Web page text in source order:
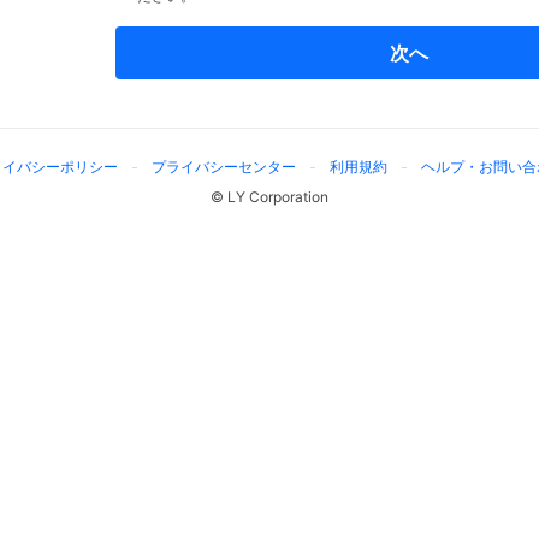
次へ
バシーポリシー プライバシーセンター 利用規約
ヘルプ・お問い
© LY Corporation